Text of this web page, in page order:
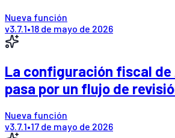
Nueva función
v3.7.1•18 de mayo de 2026
La configuración fiscal de
pasa por un flujo de
Nueva función
v3.7.1•17 de mayo de 2026